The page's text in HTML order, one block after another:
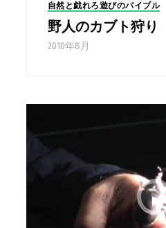
自然と戯れろ遊びのバイブル
野人のカブト狩
2010年8月